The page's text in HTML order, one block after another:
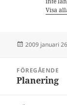
Visa
Postat
2009 januari 26
FÖREGÅENDE
Föregående
Planering